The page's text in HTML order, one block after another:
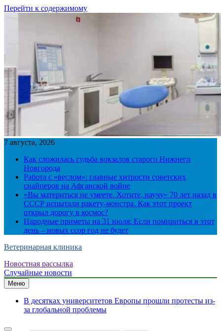
Перейти к содержимому
7 августа, 2026
Как сложилась судьба вокзалов старого Нижнего
Новгорода
Работа с «веслом»: главные хитрости советских
снайперов на Афганской войне
«Вы материться не умеете. Хотите, научу» 70 лет назад в
СССР испытали ракету-монстра. Как этот проект
открыл дорогу в космос?
Народные приметы на 31 июля: Если помириться в этот
день – новых ссор год не будет
Ветеринарная клиника
Новостная рассылка
Случайные новости
Меню
В десятках университетов Европы прошли протесты из-
за глобальной проблемы